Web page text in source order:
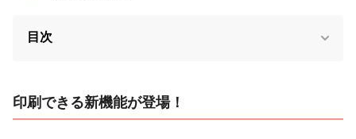
目次
印刷できる新機能が登場！